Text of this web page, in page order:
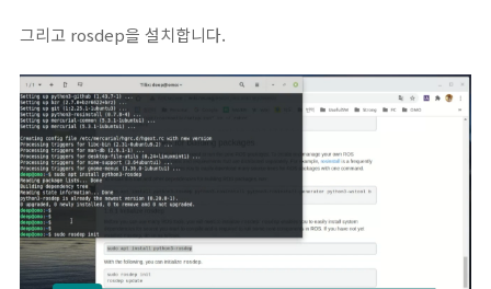
그리고 rosdep을 설치합니다.